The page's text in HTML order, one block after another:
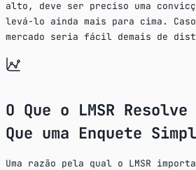
alto, deve ser preciso uma
levá-lo ainda mais para cima.
mercado seria fácil demais de
O Que o LMSR
Que uma Enquete
Uma razão pela qual o LMSR